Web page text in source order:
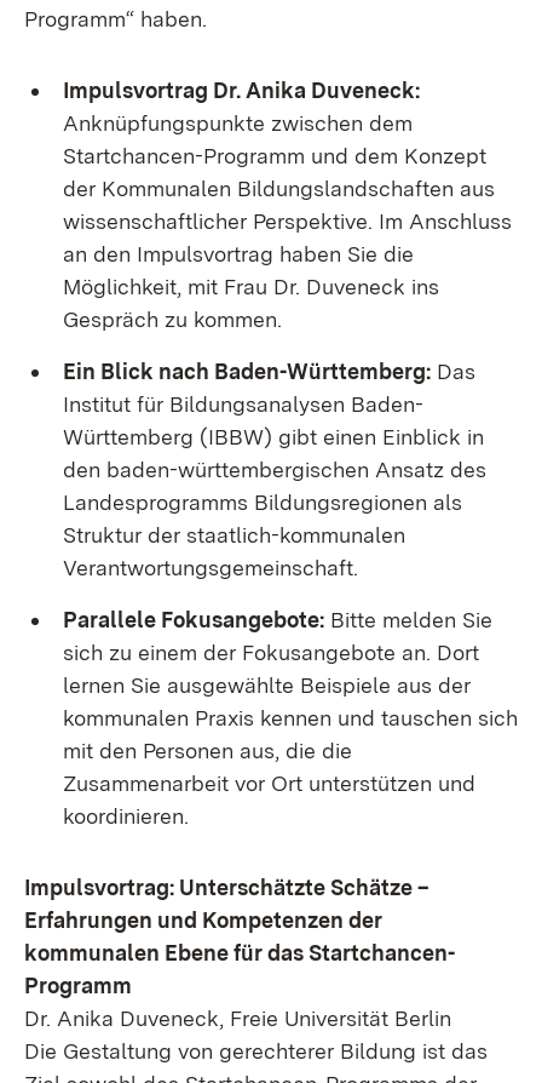
Programm“ haben.
Impulsvortrag Dr. Anika Duveneck:
Anknüpfungspunkte zwischen dem
Startchancen-Programm und dem Konzept
der Kommunalen Bildungslandschaften aus
wissenschaftlicher Perspektive. Im Anschluss
an den Impulsvortrag haben Sie die
Möglichkeit, mit Frau Dr. Duveneck ins
Gespräch zu kommen.
Ein Blick nach Baden-Württemberg: Das
Institut für Bildungsanalysen Baden-
Württemberg (IBBW) gibt einen Einblick in
den baden-württembergischen Ansatz des
Landesprogramms Bildungsregionen als
Struktur der staatlich-kommunalen
Verantwortungsgemeinschaft.
Parallele Fokusangebote: Bitte melden Sie
sich zu einem der Fokusangebote an. Dort
lernen Sie ausgewählte Beispiele aus der
kommunalen Praxis kennen und tauschen sich
mit den Personen aus, die die
Zusammenarbeit vor Ort unterstützen und
koordinieren.
Impulsvortrag: Unterschätzte Schätze –
Erfahrungen und Kompetenzen der
kommunalen Ebene für das Startchancen-
Programm
Dr. Anika Duveneck, Freie Universität Berlin
Die Gestaltung von gerechterer Bildung ist das